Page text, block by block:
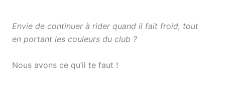
Envie de continuer à rider quand il fait froid, tout
en portant les couleurs du club ?
Nous avons ce qu’il te faut !